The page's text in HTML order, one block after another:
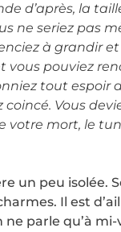
d’après, la
ne seriez pas
à grandir
pouviez
tout espoir
coincé. Vous
votre mort, le
un peu isolée.
Il est
parle qu’à